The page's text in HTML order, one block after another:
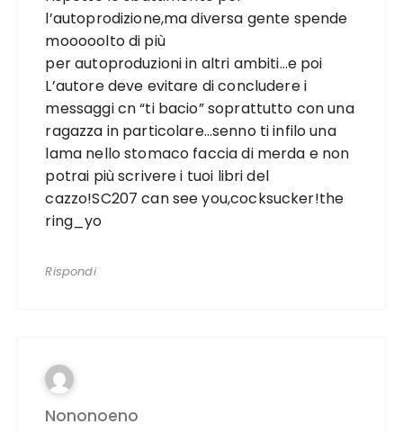
l’autoprodizione,ma diversa gente spende
mooooolto di più
per autoproduzioni in altri ambiti…e poi
L’autore deve evitare di concludere i
messaggi cn “ti bacio” soprattutto con una
ragazza in particolare…senno ti infilo una
lama nello stomaco faccia di merda e non
potrai più scrivere i tuoi libri del
cazzo!SC207 can see you,cocksucker!the
ring_yo
Rispondi
Nononoeno